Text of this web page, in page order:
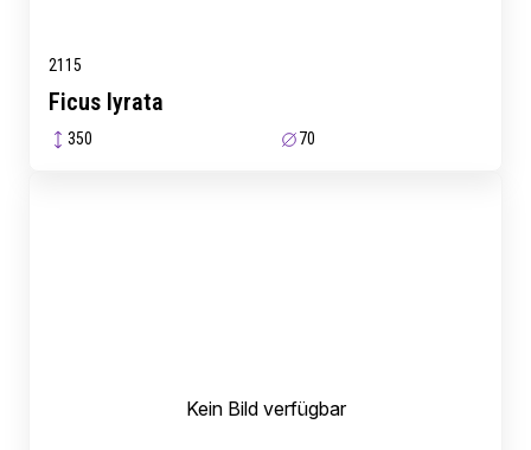
2115
Ficus lyrata
350 70
Kein Bild verfügbar